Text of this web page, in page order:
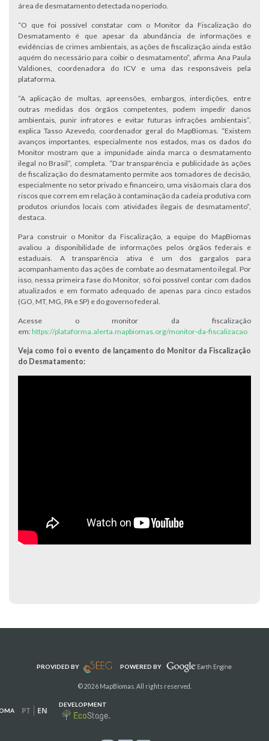
área de desmatamento detectada no período.
“O que foi possível constatar com o Monitor da Fiscalização do
Desmatamento é que apesar da abundância de informações e
evidências de crimes ambientais, as ações de fiscalização ainda estão
aquém do necessário para coibir o desmatamento”, afirma Ana Paula
Valdiones, coordenadora do ICV e uma das responsáveis pela
plataforma.
“A aplicação de multas, apreensões, embargos, interdições, entre
outras medidas dos órgãos competentes, podem impedir danos
ambientais, punir infratores e evitar futuras infrações ambientais”,
explica Tasso Azevedo, coordenador geral do MapBiomas. “Existem
avanços importantes, especialmente nos estados, mas os dados do
Monitor mostram que a impunidade ainda marca o desmatamento
ilegal no Brasil”, completa. “Dar transparência e publicidade às ações
de fiscalização do desmatamento permite aos tomadores de decisão,
especialmente no setor privado e financeiro, uma visão mais clara dos
riscos que correm em relação à contaminação da cadeia produtiva com
produtos oriundos locais com atividades ilegais de desmatamento”,
destaca.
Para construir o Monitor da Fiscalização, a equipe do MapBiomas
avaliou a disponibilidade de informações pelos órgãos federais e
estaduais. A transparência ativa é um dos gargalos para
acompanhamento das ações de combate ao desmatamento ilegal. Por
isso, nessa primeira fase do Monitor, só foi possível contar com dados
atualizados e em formato adequado de apenas para cinco estados
(GO, MT, MG, PA e SP) e do governo federal.
Acesse o monitor da fiscalização
em:https://plataforma.alerta.mapbiomas.org/monitor-da-fiscalizacao
Veja como foi o evento de lançamento do Monitor da Fiscalização
do Desmatamento:
PROVIDED BY POWERED BY
© 2026 MapBiomas. All rights reserved.
PT EN
DEVELOPMENT